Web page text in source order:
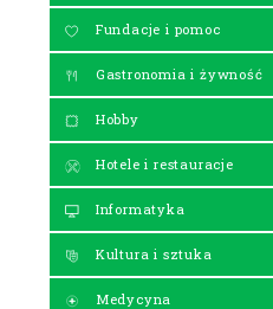
Fundacje i pomoc
Gastronomia i żywność
Hobby
Hotele i restauracje
Informatyka
Kultura i sztuka
Medycyna